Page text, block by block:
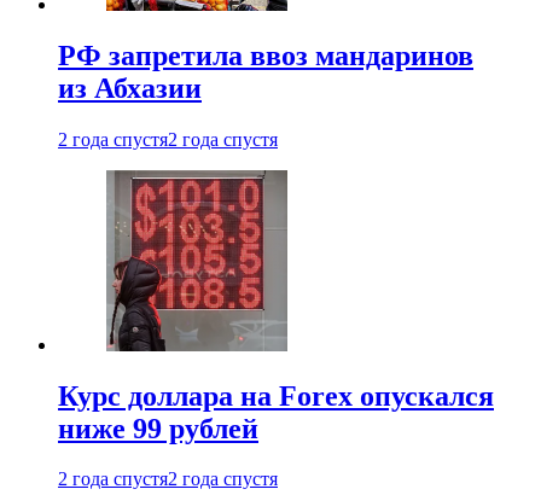
РФ запретила ввоз мандаринов
из Абхазии
2 года спустя2 года спустя
Курс доллара на Forex опускался
ниже 99 рублей
2 года спустя2 года спустя